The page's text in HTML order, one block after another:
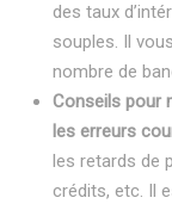
des taux
souples. Il
nombre de
Conseils pour
les erreurs
les retards de
crédits, etc. Il